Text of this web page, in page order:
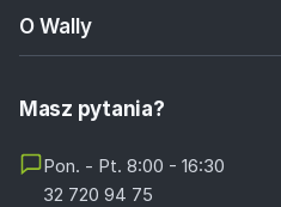
O Wally
Masz pytania?
Pon. - Pt. 8:00 - 16:30
32 720 94 75